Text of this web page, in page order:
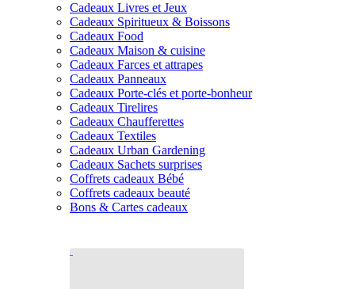
Cadeaux Livres et Jeux
Cadeaux Spiritueux & Boissons
Cadeaux Food
Cadeaux Maison & cuisine
Cadeaux Farces et attrapes
Cadeaux Panneaux
Cadeaux Porte-clés et porte-bonheur
Cadeaux Tirelires
Cadeaux Chaufferettes
Cadeaux Textiles
Cadeaux Urban Gardening
Cadeaux Sachets surprises
Coffrets cadeaux Bébé
Coffrets cadeaux beauté
Bons & Cartes cadeaux